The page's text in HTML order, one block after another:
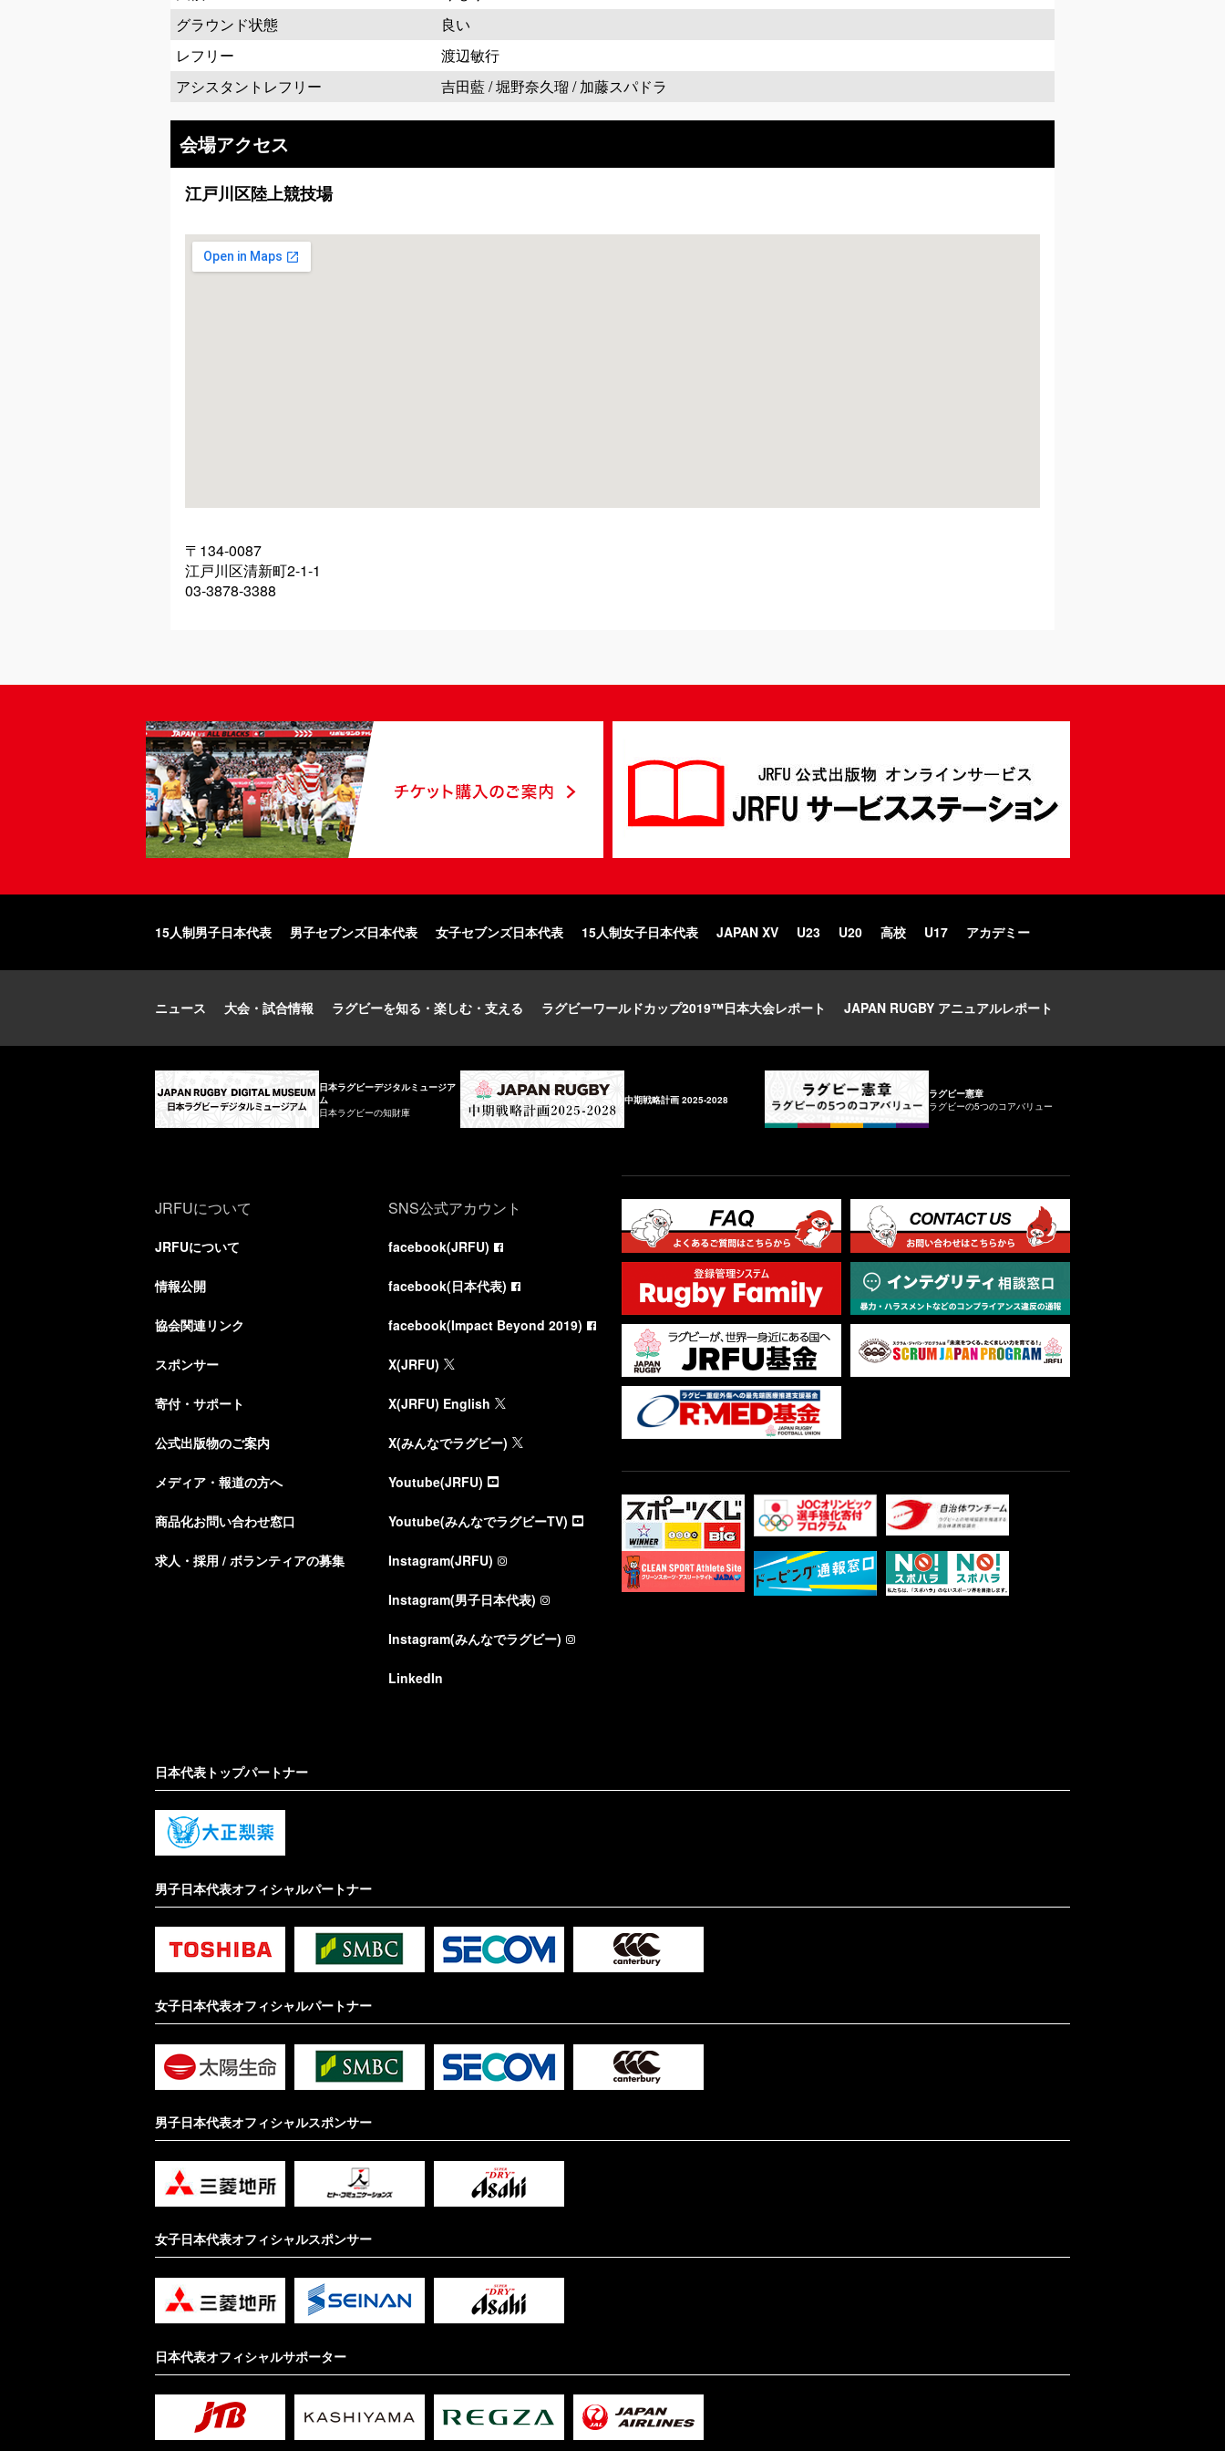
グラウンド状態
良い
レフリー
渡辺敏行
アシスタントレフリー
吉田藍 / 堀野奈久瑠 / 加藤スパドラ
会場アクセス
江戸川区陸上競技場
〒134-0087
江戸川区清新町2-1-1
03-3878-3388
15人制男子日本代表 男子セブンズ日本代表 女子セブンズ日本代表 15人制女子日本代表 JAPAN XV U23 U20 高校 U17 アカデミー
ニュース 大会・試合情報 ラグビーを知る・楽しむ・支える ラグビーワールドカップ2019™日本大会レポート JAPAN RUGBY アニュアルレポート
日本ラグビーデジタルミュージア
ム
日本ラグビーの知財庫
中期戦略計画 2025-2028
ラグビー憲章
ラグビーの5つのコアバリュー
JRFUについて
JRFUについて
情報公開
協会関連リンク
スポンサー
寄付・サポート
公式出版物のご案内
メディア・報道の方へ
商品化お問い合わせ窓口
求人・採用 / ボランティアの募集
SNS公式アカウント
facebook(JRFU)
facebook(日本代表)
facebook(Impact Beyond 2019)
X(JRFU)
X(JRFU) English
X(みんなでラグビー)
Youtube(JRFU)
Youtube(みんなでラグビーTV)
Instagram(JRFU)
Instagram(男子日本代表)
Instagram(みんなでラグビー)
LinkedIn
日本代表トップパートナー
男子日本代表オフィシャルパートナー
女子日本代表オフィシャルパートナー
男子日本代表オフィシャルスポンサー
女子日本代表オフィシャルスポンサー
日本代表オフィシャルサポーター